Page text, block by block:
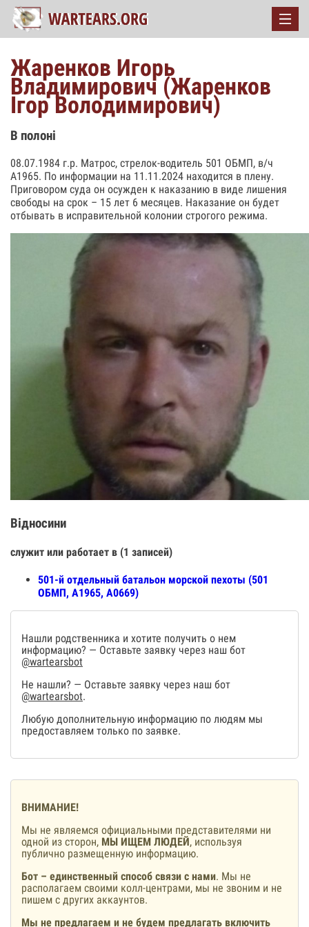
Жаренков Игорь
Владимирович (Жаренков
Ігор Володимирович)
В полоні
08.07.1984 г.р. Матрос, стрелок-водитель 501 ОБМП, в/ч
А1965. По информации на 11.11.2024 находится в плену.
Приговором суда он осужден к наказанию в виде лишения
свободы на срок – 15 лет 6 месяцев. Наказание он будет
отбывать в исправительной колонии строгого режима.
Відносини
служит или работает в (1 записей)
501-й отдельный батальон морской пехоты (501
ОБМП, А1965, А0669)
Нашли родственника и хотите получить о нем
информацию? — Оставьте заявку через наш бот
@wartearsbot
Не нашли? — Оставьте заявку через наш бот
@wartearsbot.
Любую дополнительную информацию по людям мы
предоставляем только по заявке.
ВНИМАНИЕ!
Мы не являемся официальными представителями ни
одной из сторон, МЫ ИЩЕМ ЛЮДЕЙ, используя
публично размещенную информацию.
Бот – единственный способ связи с нами. Мы не
располагаем своими колл-центрами, мы не звоним и не
пишем с других аккаунтов.
Мы не предлагаем и не будем предлагать включить